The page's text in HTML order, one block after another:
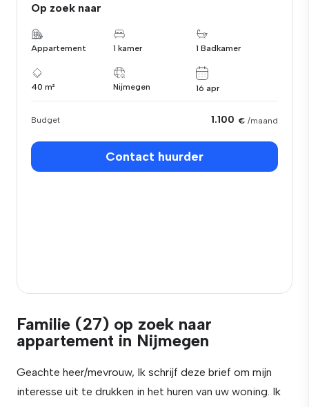
Op zoek naar
Appartement 1 kamer 1 Badkamer
40 m² Nijmegen 16 apr
Budget 1.100 € /maand
Contact huurder
Familie (27) op zoek naar
appartement in Nijmegen
Geachte heer/mevrouw, Ik schrijf deze brief om mijn
interesse uit te drukken in het huren van uw woning. Ik